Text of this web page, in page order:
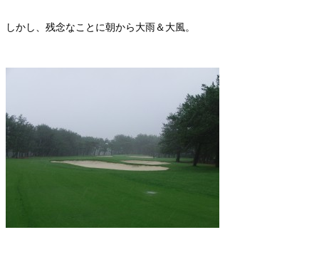
しかし、残念なことに朝から大雨＆大風。